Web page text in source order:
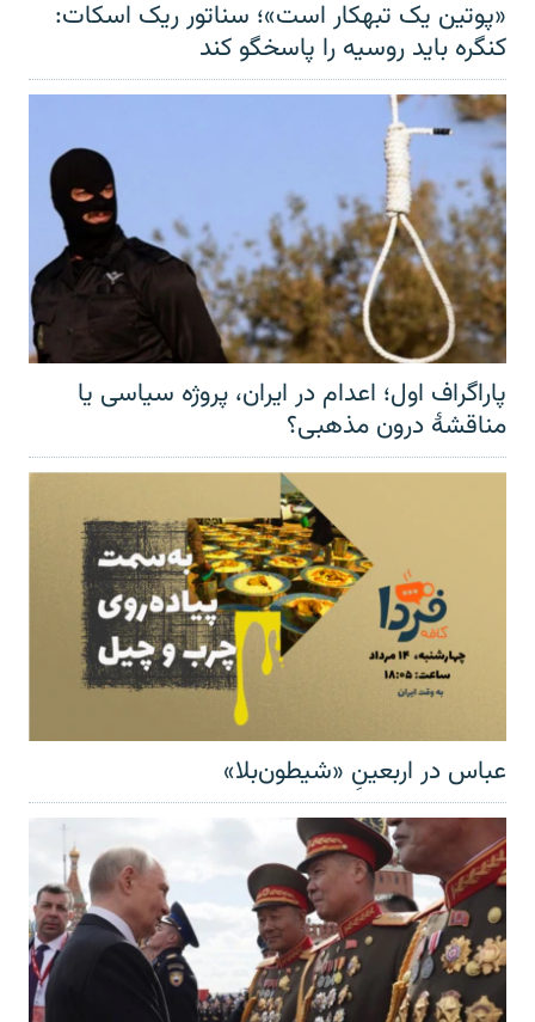
«پوتین یک تبهکار است»؛ سناتور ریک اسکات:
کنگره باید روسیه را پاسخگو کند
پاراگراف اول؛ اعدام در ایران، پروژه سیاسی یا
مناقشهٔ درون مذهبی؟
عباس در اربعینِ «شیطون‌بلا»